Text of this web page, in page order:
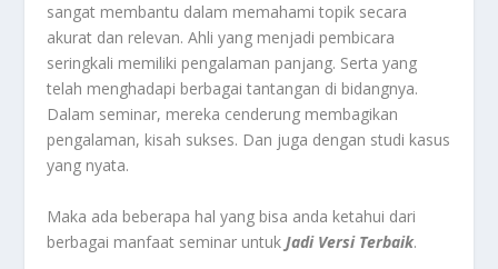
sangat membantu dalam memahami topik secara
akurat dan relevan. Ahli yang menjadi pembicara
seringkali memiliki pengalaman panjang. Serta yang
telah menghadapi berbagai tantangan di bidangnya.
Dalam seminar, mereka cenderung membagikan
pengalaman, kisah sukses. Dan juga dengan studi kasus
yang nyata.
Maka ada beberapa hal yang bisa anda ketahui dari
berbagai manfaat seminar untuk Jadi Versi Terbaik.